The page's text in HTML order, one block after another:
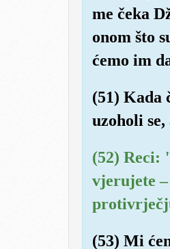
me čeka
onom što
ćemo im
(51) Kada
uzoholi
(52) Reci:
vjerujete
(53) Mi